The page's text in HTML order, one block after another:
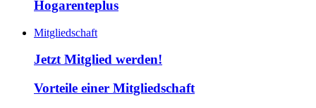
Hogarenteplus
Mitgliedschaft
Jetzt Mitglied werden!
Vorteile einer Mitgliedschaft